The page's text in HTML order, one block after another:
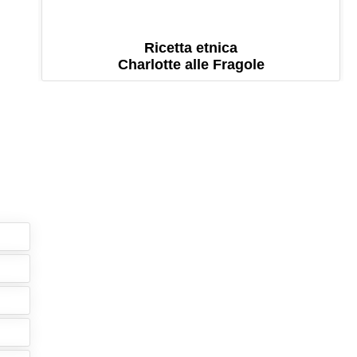
Ricetta etnica
Charlotte alle Fragole